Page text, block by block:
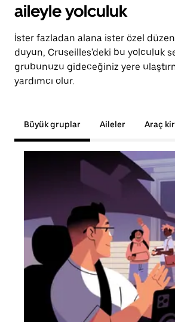
aileyle yolculuk
İster fazladan alana ister özel
duyun, Cruseilles'deki bu yolculuk
grubunuzu gideceğiniz yere
yardımcı olur.
Büyük gruplar Aileler Araç